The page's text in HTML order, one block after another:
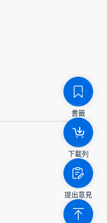
書籤
下載列
提出意見